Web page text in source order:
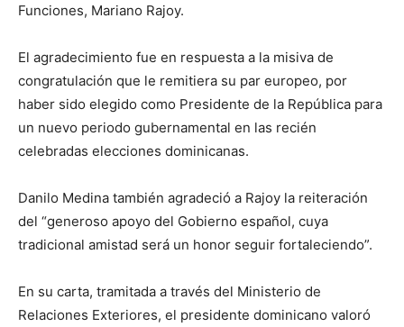
Funciones, Mariano Rajoy.
El agradecimiento fue en respuesta a la misiva de
congratulación que le remitiera su par europeo, por
haber sido elegido como Presidente de la República para
un nuevo periodo gubernamental en las recién
celebradas elecciones dominicanas.
Danilo Medina también agradeció a Rajoy la reiteración
del “generoso apoyo del Gobierno español, cuya
tradicional amistad será un honor seguir fortaleciendo”.
En su carta, tramitada a través del Ministerio de
Relaciones Exteriores, el presidente dominicano valoró